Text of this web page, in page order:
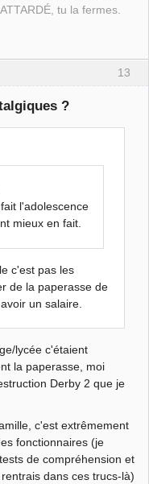
tu la fermes.
13
?
l'adolescence
mieux en fait.
c'est pas les
de la paperasse de
un salaire.
lycée c'étaient
la paperasse, moi
Derby 2 que je
c'est extrêmement
fonctionnaires (je
de compréhension et
dans ces trucs-là)